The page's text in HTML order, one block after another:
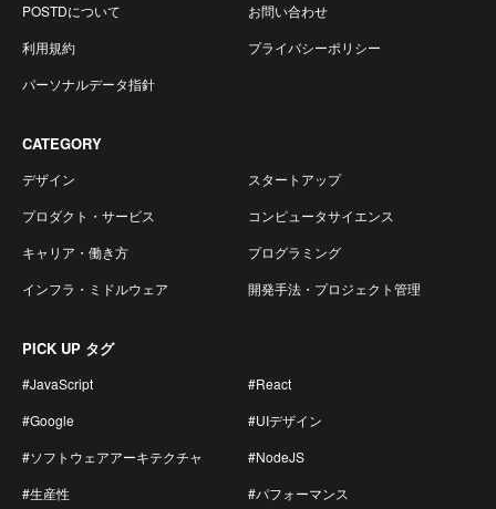
POSTDについて
お問い合わせ
利用規約
プライバシーポリシー
パーソナルデータ指針
CATEGORY
デザイン
スタートアップ
プロダクト・サービス
コンピュータサイエンス
キャリア・働き方
プログラミング
インフラ・ミドルウェア
開発手法・プロジェクト管理
PICK UP タグ
#JavaScript
#React
#Google
#UIデザイン
#ソフトウェアアーキテクチャ
#NodeJS
#生産性
#パフォーマンス